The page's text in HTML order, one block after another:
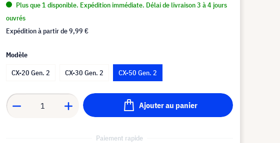
Plus que 1 disponible. Expédition immédiate. Délai de livraison 3 à 4 jours
ouvrés
Expédition à partir de9,99 €
Modèle
CX-20 Gen. 2
CX-30 Gen. 2 CX-50 Gen. 2
Ajouter au panier
Paiement rapide